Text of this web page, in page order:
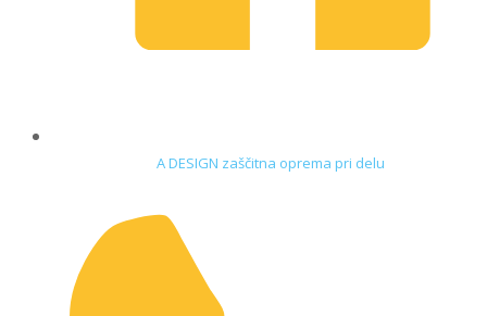
A DESIGN zaščitna oprema pri delu